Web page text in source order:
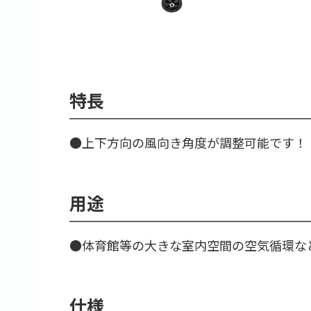
特長
●上下方向の風向き角度が調整可能です！
用途
●体育館等の大きな室内空間の空気循環な
仕様